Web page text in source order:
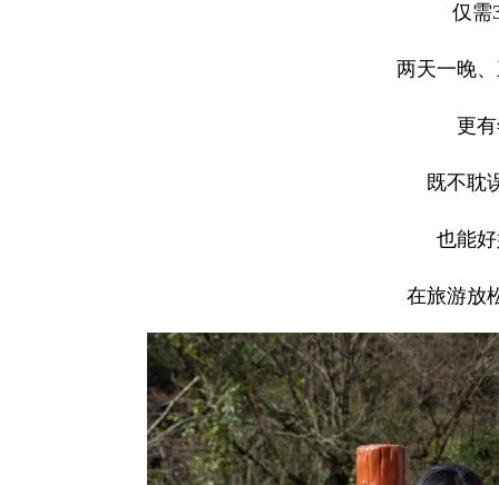
仅需
两天一晚
更
既不耽
也能
在旅游放